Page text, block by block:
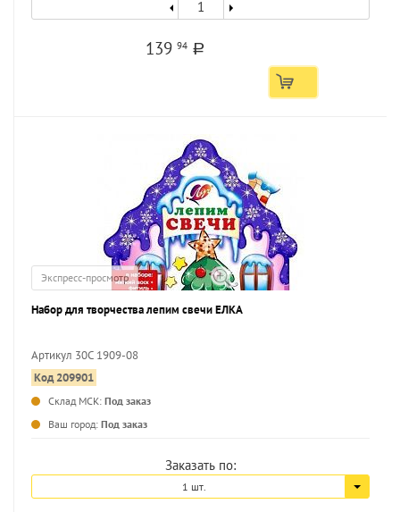
13994 a
Экспресс-просмотр
Набор для творчества лепим свечи ЕЛКА
Артикул 30С 1909-08
Код 209901
Склад МСК: Под заказ
Ваш город: Под заказ
Заказать по:
1 шт.